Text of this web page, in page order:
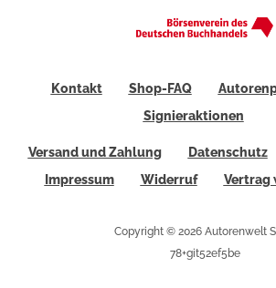
Kontakt Shop-FAQ
Signieraktionen
Versand und Zahlung Datenschutz
Impressum
Widerruf Vertrag
Copyright © 2026 Autorenwelt
78+git52ef5be